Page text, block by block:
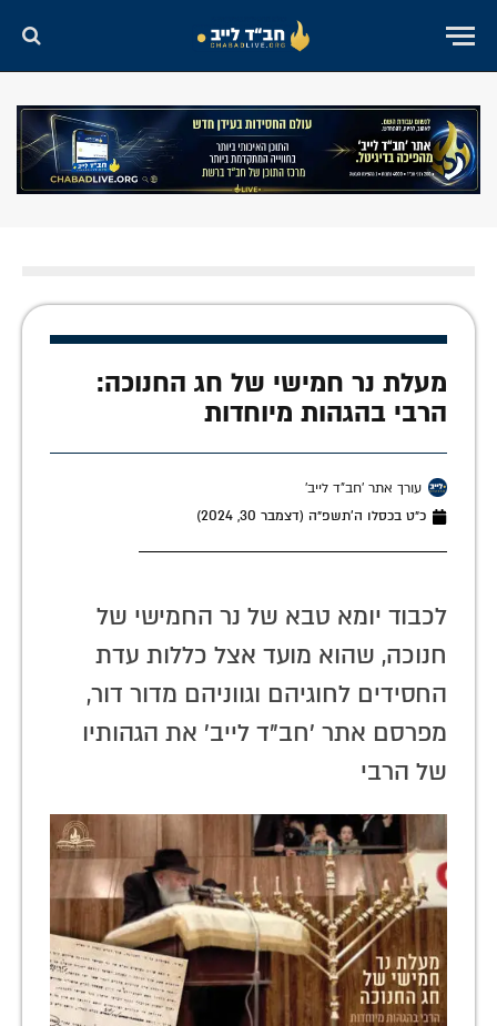
מעלת נר חמישי של חג החנוכה:
הרבי בהגהות מיוחדות
עורך אתר 'חב"ד לייב'
כ״ט בכסלו ה׳תשפ״ה (דצמבר 30, 2024)
לכבוד יומא טבא של נר החמישי של
חנוכה, שהוא מועד אצל כללות עדת
החסידים לחוגיהם וגווניהם מדור דור,
מפרסם אתר 'חב"ד לייב' את הגהותיו
של הרבי